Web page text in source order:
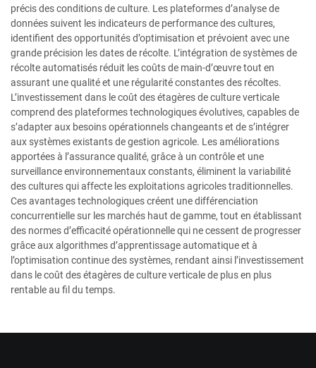
précis des conditions de culture. Les plateformes d’analyse de
données suivent les indicateurs de performance des cultures,
identifient des opportunités d’optimisation et prévoient avec une
grande précision les dates de récolte. L’intégration de systèmes de
récolte automatisés réduit les coûts de main-d’œuvre tout en
assurant une qualité et une régularité constantes des récoltes.
L’investissement dans le coût des étagères de culture verticale
comprend des plateformes technologiques évolutives, capables de
s’adapter aux besoins opérationnels changeants et de s’intégrer
aux systèmes existants de gestion agricole. Les améliorations
apportées à l’assurance qualité, grâce à un contrôle et une
surveillance environnementaux constants, éliminent la variabilité
des cultures qui affecte les exploitations agricoles traditionnelles.
Ces avantages technologiques créent une différenciation
concurrentielle sur les marchés haut de gamme, tout en établissant
des normes d’efficacité opérationnelle qui ne cessent de progresser
grâce aux algorithmes d’apprentissage automatique et à
l’optimisation continue des systèmes, rendant ainsi l’investissement
dans le coût des étagères de culture verticale de plus en plus
rentable au fil du temps.